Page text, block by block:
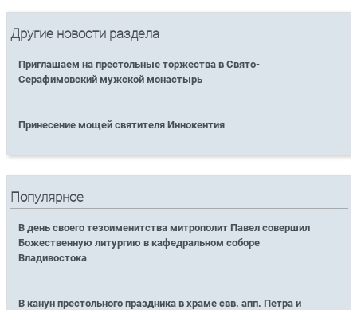
Другие новости раздела
Приглашаем на престольные торжества в Свято-
Серафимовский мужской монастырь
Принесение мощей святителя Иннокентия
Популярное
В день своего тезоименитства митрополит Павел совершил
Божественную литургию в кафедральном соборе
Владивостока
В канун престольного праздника в храме свв. апп. Петра и